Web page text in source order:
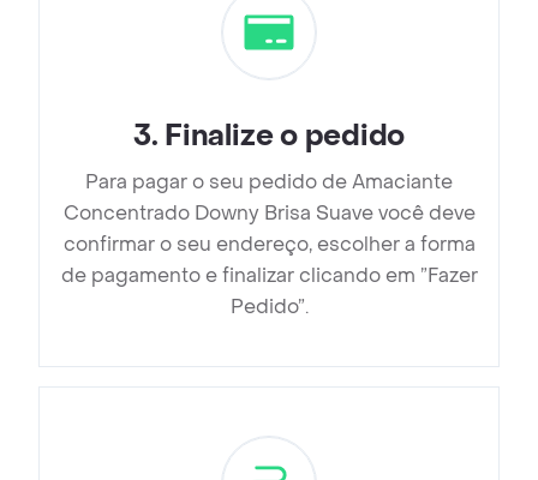
3. Finalize o pedido
Para pagar o seu pedido de Amaciante
Concentrado Downy Brisa Suave você deve
confirmar o seu endereço, escolher a forma
de pagamento e finalizar clicando em ”Fazer
Pedido”.